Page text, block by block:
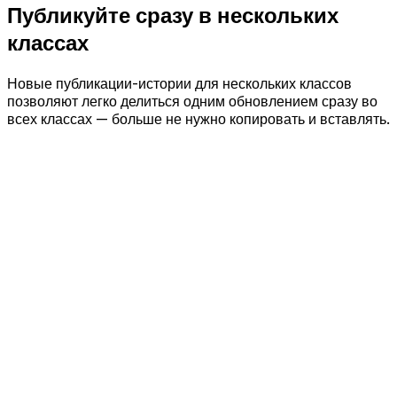
Публикуйте сразу в нескольких
классах
Новые публикации-истории для нескольких классов
позволяют легко делиться одним обновлением сразу во
всех классах — больше не нужно копировать и вставлять.